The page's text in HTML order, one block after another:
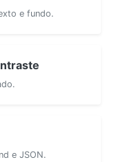
e fundo.
e JSON.